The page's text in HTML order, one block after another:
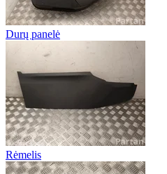
Durų panelė
Rėmelis